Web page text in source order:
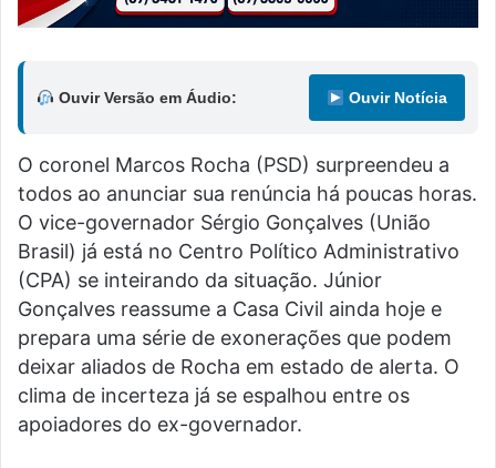
Ouvir Versão em Áudio: Ouvir Notícia
O coronel Marcos Rocha (PSD) surpreendeu a
todos ao anunciar sua renúncia há poucas horas.
O vice-governador Sérgio Gonçalves (União
Brasil) já está no Centro Político Administrativo
(CPA) se inteirando da situação. Júnior
Gonçalves reassume a Casa Civil ainda hoje e
prepara uma série de exonerações que podem
deixar aliados de Rocha em estado de alerta. O
clima de incerteza já se espalhou entre os
apoiadores do ex-governador.